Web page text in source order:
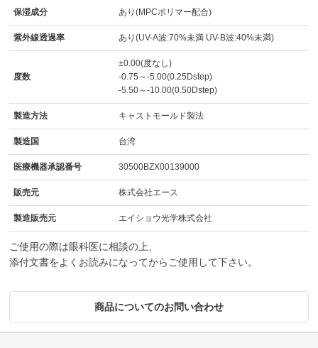
保湿成分 あり(MPCポリマー配合)
紫外線透過率 あり(UV-A波:70%未満 UV-B波:40%未満)
度数
±0.00(度なし)
-0.75～-5.00(0.25Dstep)
-5.50～-10.00(0.50Dstep)
製造方法 キャストモールド製法
製造国 台湾
医療機器承認番号 30500BZX00139000
販売元 株式会社エース
製造販売元 エイショウ光学株式会社
ご使用の際は眼科医に相談の上、
添付文書をよくお読みになってからご使用して下さい。
商品についてのお問い合わせ